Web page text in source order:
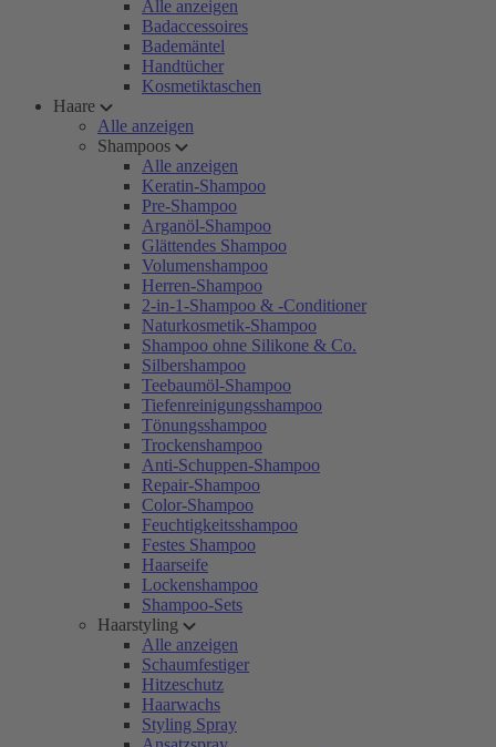
Alle anzeigen
Badaccessoires
Bademäntel
Handtücher
Kosmetiktaschen
Haare
Alle anzeigen
Shampoos
Alle anzeigen
Keratin-Shampoo
Pre-Shampoo
Arganöl-Shampoo
Glättendes Shampoo
Volumenshampoo
Herren-Shampoo
2-in-1-Shampoo & -Conditioner
Naturkosmetik-Shampoo
Shampoo ohne Silikone & Co.
Silbershampoo
Teebaumöl-Shampoo
Tiefenreinigungsshampoo
Tönungsshampoo
Trockenshampoo
Anti-Schuppen-Shampoo
Repair-Shampoo
Color-Shampoo
Feuchtigkeitsshampoo
Festes Shampoo
Haarseife
Lockenshampoo
Shampoo-Sets
Haarstyling
Alle anzeigen
Schaumfestiger
Hitzeschutz
Haarwachs
Styling Spray